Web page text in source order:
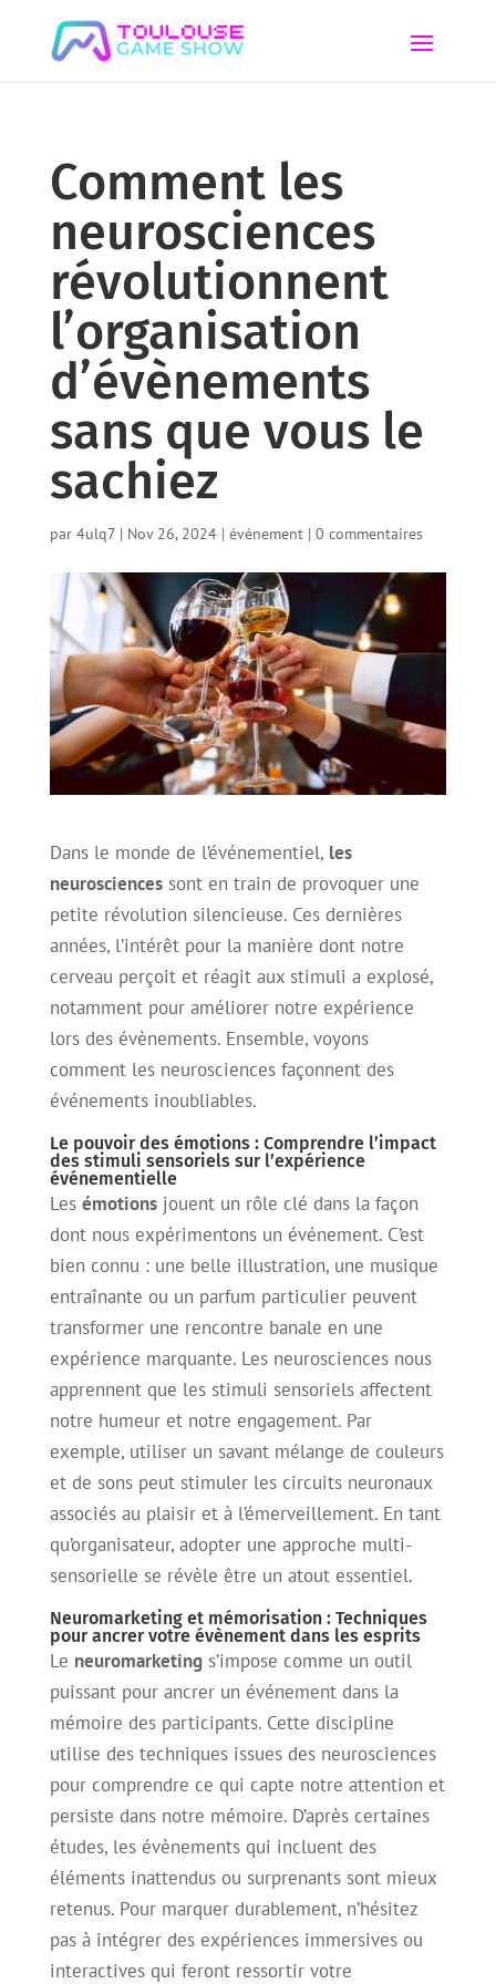
Comment les
neurosciences
révolutionnent
l’organisation
d’évènements
sans que vous le
sachiez
par 4ulq7| Nov 26, 2024| évènement| 0 commentaires
Dans le monde de l’événementiel, les
neurosciencessont en train de provoquer une
petite révolution silencieuse. Ces dernières
années, l’intérêt pour la manière dont notre
cerveau perçoit et réagit aux stimuli a explosé,
notamment pour améliorer notre expérience
lors des évènements. Ensemble, voyons
comment les neurosciences façonnent des
événements inoubliables.
Le pouvoir des émotions : Comprendre l’impact
des stimuli sensoriels sur l’expérience
événementielle
Les émotionsjouent un rôle clé dans la façon
dont nous expérimentons un événement. C’est
bien connu : une belle illustration, une musique
entraînante ou un parfum particulier peuvent
transformer une rencontre banale en une
expérience marquante. Les neurosciences nous
apprennent que les stimuli sensoriels affectent
notre humeur et notre engagement. Par
exemple, utiliser un savant mélange de couleurs
et de sons peut stimuler les circuits neuronaux
associés au plaisir et à l’émerveillement. En tant
qu’organisateur, adopter une approche multi-
sensorielle se révèle être un atout essentiel.
Neuromarketing et mémorisation : Techniques
pour ancrer votre évènement dans les esprits
Le neuromarketings’impose comme un outil
puissant pour ancrer un événement dans la
mémoire des participants. Cette discipline
utilise des techniques issues des neurosciences
pour comprendre ce qui capte notre attention et
persiste dans notre mémoire. D’après certaines
études, les évènements qui incluent des
éléments inattendus ou surprenants sont mieux
retenus. Pour marquer durablement, n’hésitez
pas à intégrer des expériences immersives ou
interactives qui feront ressortir votre